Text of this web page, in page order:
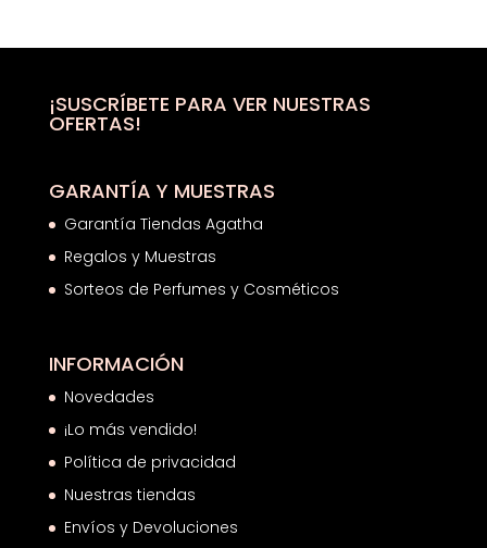
era:
es:
¡SUSCRÍBETE PARA VER NUESTRAS
OFERTAS!
GARANTÍA Y MUESTRAS
Garantía Tiendas Agatha
Regalos y Muestras
Sorteos de Perfumes y Cosméticos
INFORMACIÓN
Novedades
¡Lo más vendido!
Política de privacidad
Nuestras tiendas
Envíos y Devoluciones